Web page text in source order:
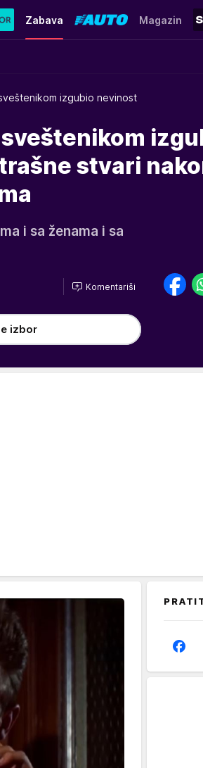
Zabava Magazin
izgubio nevinost
stvari
i sa ženama i sa
Komentariši
izbor